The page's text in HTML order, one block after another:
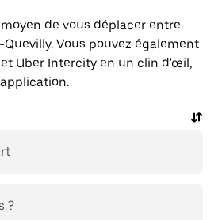
de vous déplacer entre
Vous pouvez également
Uber Intercity en un clin d'œil,
?